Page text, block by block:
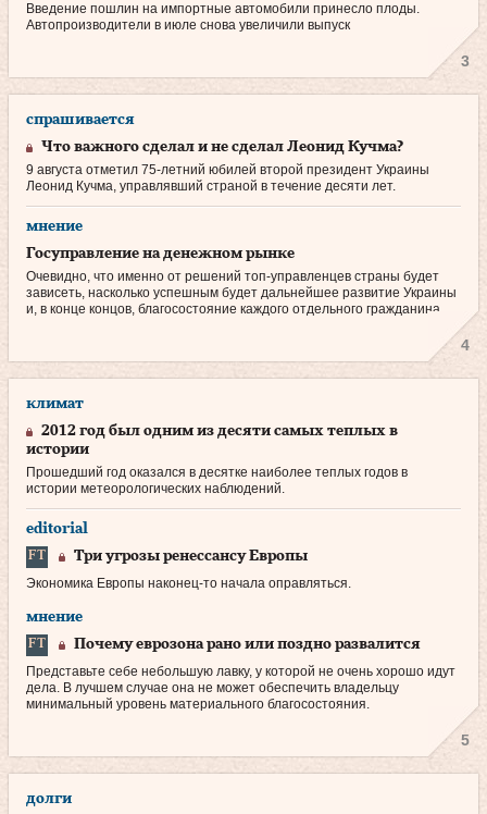
Введение пошлин на импортные автомобили принесло плоды.
Автопроизводители в июле снова увеличили выпуск
3
спрашивается
Что важного сделал и не сделал Леонид Кучма?
9 августа отметил 75‑летний юбилей второй президент Украины
Леонид Кучма, управлявший страной в течение десяти лет.
мнение
Госуправление на денежном рынке
Очевидно, что именно от решений топ-управленцев страны будет
зависеть, насколько успешным будет дальнейшее развитие Украины
и, в конце концов, благосостояние каждого отдельного гражданина.
4
климат
2012 год был одним из десяти самых теплых в
истории
Прошедший год оказался в десятке наиболее теплых годов в
истории метеорологических наблюдений.
editorial
Три угрозы ренессансу Европы
Экономика Европы наконец‑то начала оправляться.
мнение
Почему еврозона рано или поздно развалится
Представьте себе небольшую лавку, у которой не очень хорошо идут
дела. В лучшем случае она не может обеспечить владельцу
минимальный уровень материального благосостояния.
5
долги